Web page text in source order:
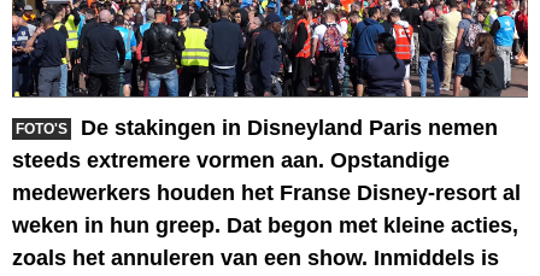
FOTO'S
De stakingen in Disneyland Paris nemen
steeds extremere vormen aan. Opstandige
medewerkers houden het Franse Disney-resort al
weken in hun greep. Dat begon met kleine acties,
zoals het annuleren van een show. Inmiddels is